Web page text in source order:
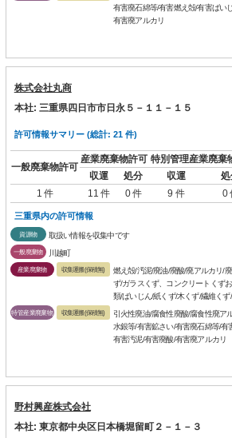
有害廃石綿等/有害燃え殻/有害ばい
有害廃アルカリ
株式会社丸商
本社: 三重県四日市市日永５－１１－１５
許可情報サマリー (総計: 21 件)
一般廃棄物許可
産業廃棄物許可 特別管理産業廃棄
収運
処分 収運
1 件
11 件 0 件 9 件 0
三重県内の許可情報
資源物 取扱い情報を収集中です
一般廃棄物 川越町
産業廃棄物 収集運搬(保積無)
燃え殻/汚泥/廃油/廃酸/廃アルカリ/
ず/ガラスくず、コンクリートくず
類/ばいじん/紙くず/木くず/繊維くず
特管産業廃棄物 収集運搬(保積無)
引火性廃油/腐食性廃酸/腐食性廃ア
水銀等/有害鉱さい/有害廃石綿等/
有害汚泥/有害廃酸/有害廃アルカリ
野村興産株式会社
本社: 東京都中央区日本橋堀留町２－１－３